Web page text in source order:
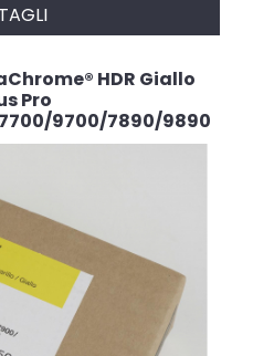
HDR Giallo
Pro
9700/7890/9890